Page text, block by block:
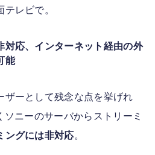
レビで。
対応、インターネット経由の外
能
ザーとして残念な点を挙げれ
ニーのサーバからストリーミ
ングには非対応。